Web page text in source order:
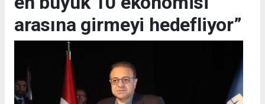
arasına girmeyi hedefliyor”